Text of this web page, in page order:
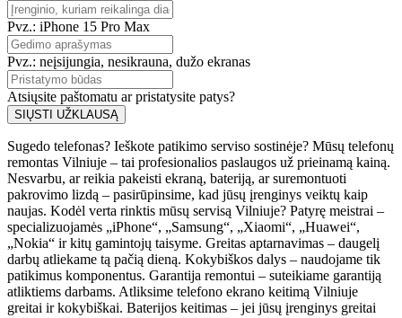
Pvz.: iPhone 15 Pro Max
Pvz.: neįsijungia, nesikrauna, dužo ekranas
Atsiųsite paštomatu ar pristatysite patys?
SIŲSTI UŽKLAUSĄ
Sugedo telefonas? Ieškote patikimo serviso sostinėje? Mūsų telefonų
remontas Vilniuje – tai profesionalios paslaugos už prieinamą kainą.
Nesvarbu, ar reikia pakeisti ekraną, bateriją, ar suremontuoti
pakrovimo lizdą – pasirūpinsime, kad jūsų įrenginys veiktų kaip
naujas. Kodėl verta rinktis mūsų servisą Vilniuje? Patyrę meistrai –
specializuojamės „iPhone“, „Samsung“, „Xiaomi“, „Huawei“,
„Nokia“ ir kitų gamintojų taisyme. Greitas aptarnavimas – daugelį
darbų atliekame tą pačią dieną. Kokybiškos dalys – naudojame tik
patikimus komponentus. Garantija remontui – suteikiame garantiją
atliktiems darbams. Atliksime telefono ekrano keitimą Vilniuje
greitai ir kokybiškai. Baterijos keitimas – jei jūsų įrenginys greitai